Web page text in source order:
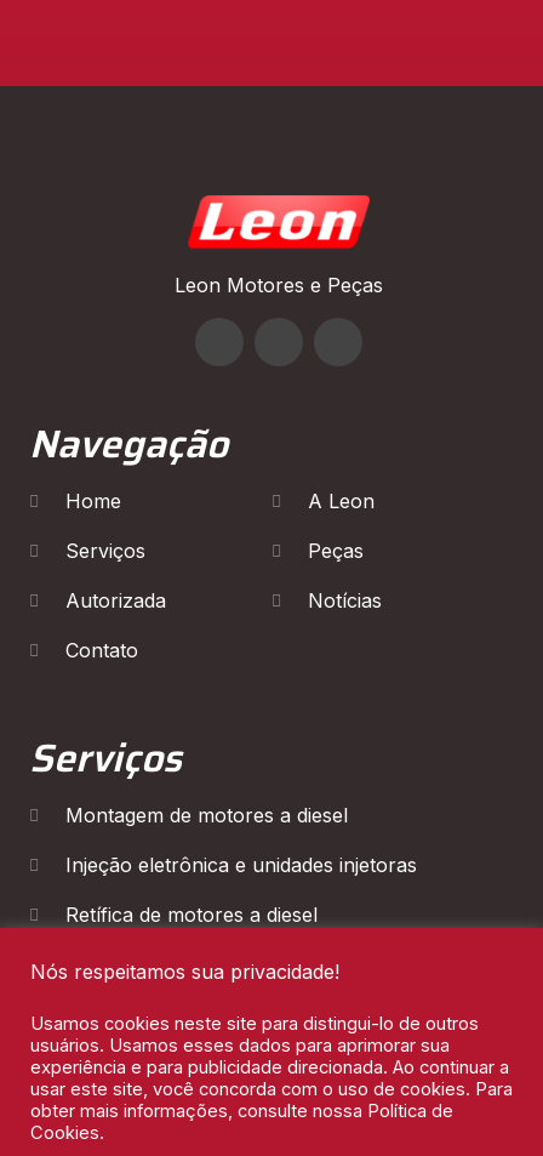
Leon Motores e Peças
Navegação
Home A Leon
Serviços Peças
Autorizada Notícias
Contato
Serviços
Montagem de motores a diesel
Injeção eletrônica e unidades injetoras
Retífica de motores a diesel
Diagnóstico Eletrônico
Manutenção de Cambios
Nós respeitamos sua privacidade!
Usamos cookies neste site para distingui-lo de outros
usuários. Usamos esses dados para aprimorar sua
experiência e para publicidade direcionada. Ao continuar a
usar este site, você concorda com o uso de cookies. Para
obter mais informações, consulte nossa Política de
Cookies.